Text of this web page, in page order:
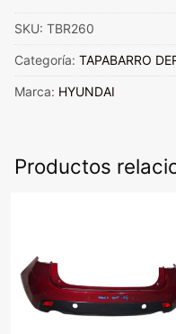
HYUNDAI
SANTA
2011-
SKU: TBR260
Categoría: TAPABARRO
Marca: HYUNDAI
Productos